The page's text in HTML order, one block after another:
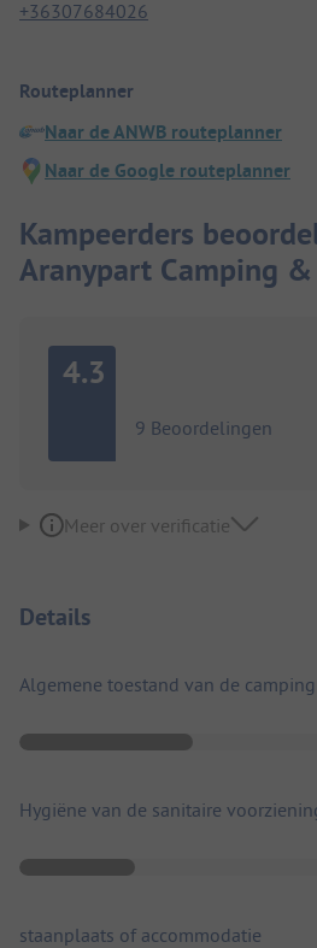
+36307684026
Routeplanner
Naar de ANWB routeplanner
Naar de Google routeplanner
Kampeerders
Aranypart Camping
4.3
9 Beoordelingen
Meer over verificatie
Details
Algemene toestand van de camping
Hygiëne van de sanitaire
staanplaats of accommodatie